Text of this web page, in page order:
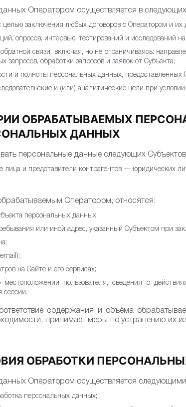
Оператором осуществляется в следующих
целью заключения любых договоров с Оператором и их
опросов, интервью, тестирований и исследований
связи, включая, но не ограничиваясь:
запросов, обработки запросов и заявок от Субъекта;
и полноты персональных данных, предоставленных
и (или) аналитические цели при
ОБРАБАТЫВАЕМЫХ
ДАННЫХ
персональные данные следующих
лица и представители контрагентов — юридических
Оператором, относятся:
персональных данных;
или иной адрес, указанный Субъектом при
на Сайте и его сервисах;
пользователя, сведения о
сессии.
содержания и объёма
принимает меры по устранению их
ОБРАБОТКИ
Оператором осуществляется
персональных данных;